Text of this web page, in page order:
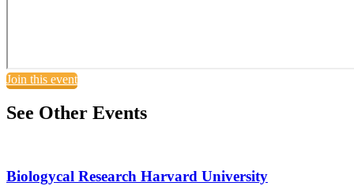
Join this event
See Other Events
Biologycal Research Harvard University